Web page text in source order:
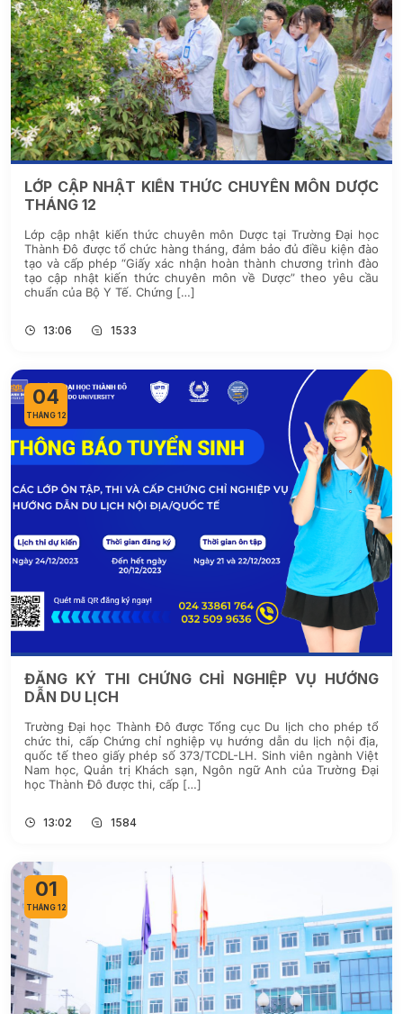
LỚP CẬP NHẬT KIẾN THỨC CHUYÊN MÔN DƯỢC
THÁNG 12
Lớp cập nhật kiến thức chuyên môn Dược tại Trường Đại học
Thành Đô được tổ chức hàng tháng, đảm bảo đủ điều kiện đào
tạo và cấp phép “Giấy xác nhận hoàn thành chương trình đào
tạo cập nhật kiến thức chuyên môn về Dược” theo yêu cầu
chuẩn của Bộ Y Tế. Chứng […]
13:06 1533
04
THÁNG 12
ĐĂNG KÝ THI CHỨNG CHỈ NGHIỆP VỤ HƯỚNG
DẪN DU LỊCH
Trường Đại học Thành Đô được Tổng cục Du lịch cho phép tổ
chức thi, cấp Chứng chỉ nghiệp vụ hướng dẫn du lịch nội địa,
quốc tế theo giấy phép số 373/TCDL-LH. Sinh viên ngành Việt
Nam học, Quản trị Khách sạn, Ngôn ngữ Anh của Trường Đại
học Thành Đô được thi, cấp […]
13:02 1584
01
THÁNG 12